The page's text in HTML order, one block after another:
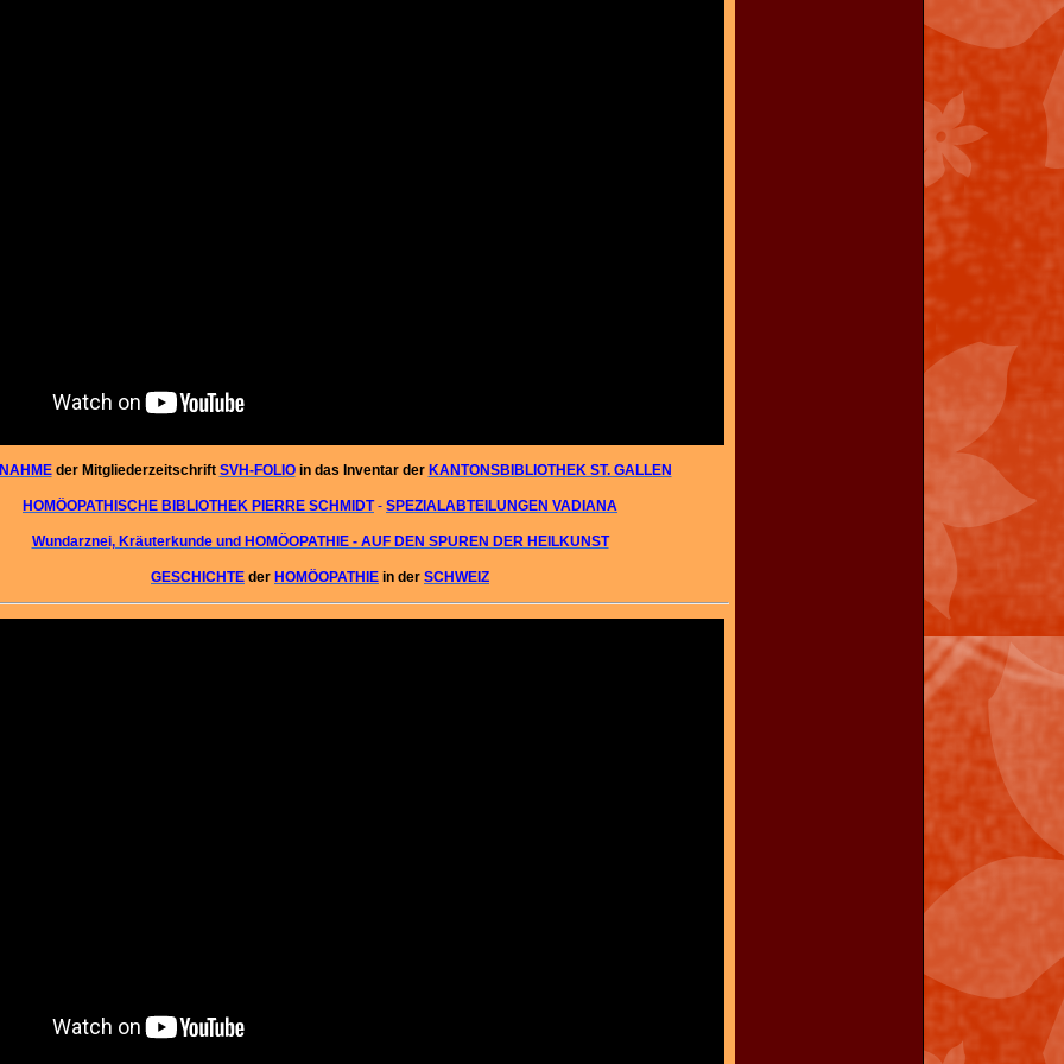
der Mitgliederzeitschrift SVH-FOLIO in das Inventar der KANTONSBIBLIOTHEK ST. GALLEN
HOMÖOPATHISCHE BIBLIOTHEK PIERRE SCHMIDT- SPEZIALABTEILUNGEN VADIANA
Wundarznei, Kräuterkunde und HOMÖOPATHIE - AUF DEN SPUREN DER HEILKUNST
GESCHICHTE der HOMÖOPATHIE in der SCHWEIZ